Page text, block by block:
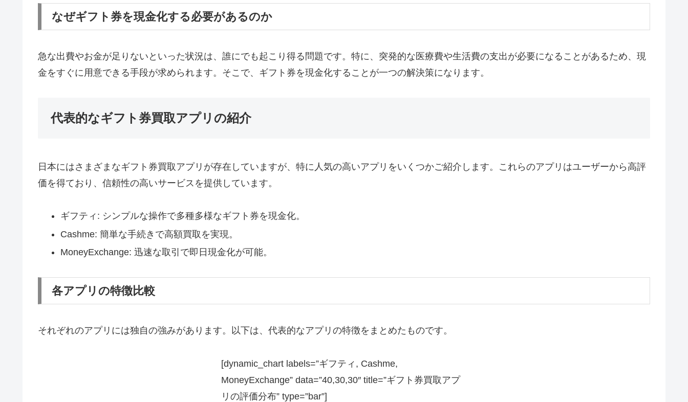
なぜギフト券を現金化する必要があるのか
急な出費やお金が足りないといった状況は、誰にでも起こり得る問題です。特に、突発的な医療費や生活費の支出が必要になることがあるため、現
金をすぐに用意できる手段が求められます。そこで、ギフト券を現金化することが一つの解決策になります。
代表的なギフト券買取アプリの紹介
日本にはさまざまなギフト券買取アプリが存在していますが、特に人気の高いアプリをいくつかご紹介します。これらのアプリはユーザーから高評
価を得ており、信頼性の高いサービスを提供しています。
ギフティ: シンプルな操作で多種多様なギフト券を現金化。
Cashme: 簡単な手続きで高額買取を実現。
MoneyExchange: 迅速な取引で即日現金化が可能。
各アプリの特徴比較
それぞれのアプリには独自の強みがあります。以下は、代表的なアプリの特徴をまとめたものです。
[dynamic_chart labels=”ギフティ, Cashme,
MoneyExchange” data=”40,30,30″ title=”ギフト券買取アプ
リの評価分布” type=”bar”]